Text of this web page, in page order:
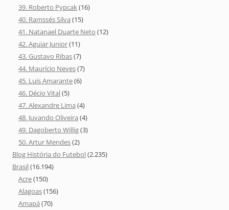
39. Roberto Pypcak(16)
40. Ramssés Silva (15)
41. Natanael Duarte Neto (12)
42. Aguiar Junior(11)
43. Gustavo Ribas(7)
44. Maurício Neves(7)
45. Luís Amarante(6)
46. Décio Vital(5)
47. Alexandre Lima (4)
48. Juvando Oliveira (4)
49. Dagoberto Willig(3)
50. Artur Mendes(2)
Blog História do Futebol(2.235)
Brasil(16.194)
Acre(150)
Alagoas(156)
Amapá (70)